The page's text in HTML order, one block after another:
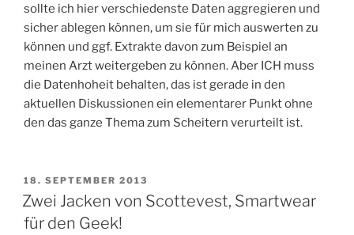
sollte ich hier verschiedenste Daten aggregieren und
sicher ablegen können, um sie für mich auswerten zu
können und ggf. Extrakte davon zum Beispiel an
meinen Arzt weitergeben zu können. Aber ICH muss
die Datenhoheit behalten, das ist gerade in den
aktuellen Diskussionen ein elementarer Punkt ohne
den das ganze Thema zum Scheitern verurteilt ist.
VERÖFFENTLICHT
AM
18. SEPTEMBER 2013
Zwei Jacken von Scottevest, Smartwear
für den Geek!